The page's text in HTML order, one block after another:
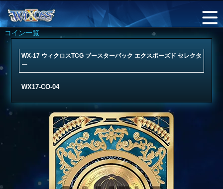
コイン一覧
WX-17 ウィクロスTCG ブースターパック エクスポーズド セレクタ
ー
WX17-CO-04